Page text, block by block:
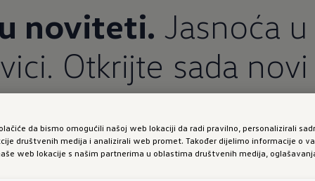
noviteti. Jasnoća
Otkrijte sada
dizajnerski jezik ID. modela – moderan, jasan i
atmosfera sa velikim ekranima i intuitivnim
Njegova snažna električna tehnologija,
da bismo omogućili našoj web lokaciji da radi pravilno, personalizirali
društvenih medija i analizirali web promet. Također dijelimo informacije o
web lokacije s našim partnerima u oblastima društvenih medija,